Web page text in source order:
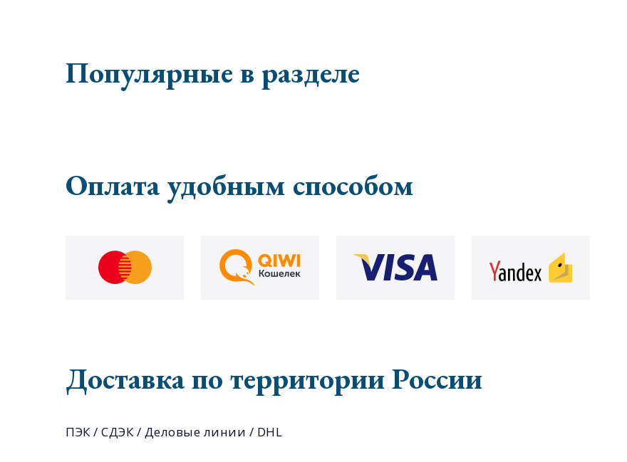
Популярные в разделе
Оплата удобным способом
Доставка по территории России
ПЭК / СДЭК / Деловые линии / DHL